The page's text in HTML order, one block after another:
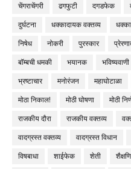
चेंगराचेंगरी
ढगफुटी दगडफेक
दुर्घटना
धक्कादायक वक्तव्य
निषेध
नोकरी पुरस्कार
बॉम्बची धमकी
भयानक भविष्यवाणी
भ्रष्टाचार
मनोरंजन महाघोटाळा
मोठा निकाल!
मोठी घोषणा मोठी
राजकीय दौरा
राजकीय वक्तव्य
वादग्रस्त वक्तव्य
वादग्रस्त विधान
विषबाधा
शाईफेक शेती